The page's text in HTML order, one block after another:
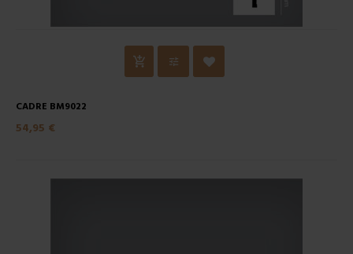
CADRE BM9022
54,95 €